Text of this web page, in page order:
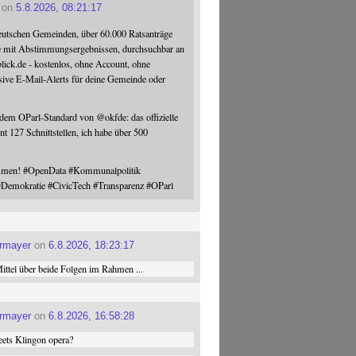
on5.8.2026, 08:21:17
Gemeinden, über 60.000 Ratsanträge
mit Abstimmungsergebnissen, durchsuchbar an
- kostenlos, ohne Account, ohne
E-Mail-Alerts für deine Gemeinde oder
OParl-Standard von @okfde: das offizielle
127 Schnittstellen, ich habe über 500
#OpenData #Kommunalpolitik
Demokratie #CivicTech #Transparenz #OParl
on6.8.2026, 18:23:17
über beide Folgen im Rahmen ...
on6.8.2026, 16:58:28
Klingon opera?